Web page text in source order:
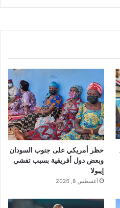
حظر أمريكي على جنوب السودان
وبعض دول أفريقية بسبب تفشي
إيبولا
أغسطس 8, 2026